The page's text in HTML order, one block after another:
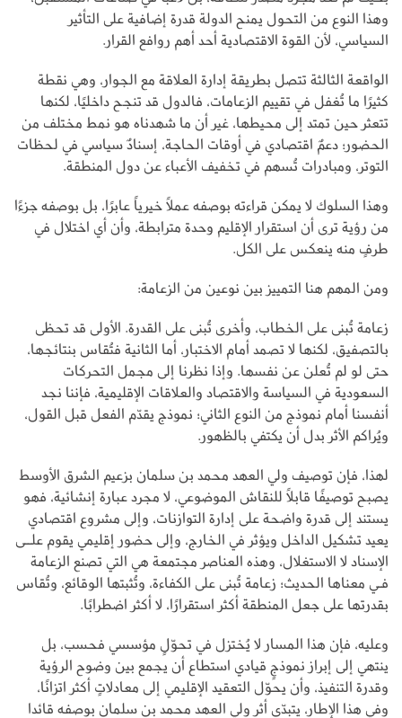
وهذا النوع من التحول يمنح الدولة قدرة إضافية على التأثير
السياسي، لأن القوة الاقتصادية أحد أهم روافع القرار.
الواقعة الثالثة تتصل بطريقة إدارة العلاقة مع الجوار، وهي نقطة
كثيرًا ما تُغفل في تقييم الزعامات، فالدول قد تنجح داخليًا، لكنها
تتعثر حين تمتد إلى محيطها، غير أن ما شهدناه هو نمط مختلف من
الحضور؛ دعمٌ اقتصادي في أوقات الحاجة، إسنادٌ سياسي في لحظات
التوتر، ومبادرات تُسهم في تخفيف الأعباء عن دول المنطقة.
وهذا السلوك لا يمكن قراءته بوصفه عملاً خيرياً عابرًا، بل بوصفه جزءًا
من رؤية ترى أن استقرار الإقليم وحدة مترابطة، وأن أي اختلال في
طرفٍ منه ينعكس على الكل.
ومن المهم هنا التمييز بين نوعين من الزعامة:
زعامة تُبنى على الخطاب، وأخرى تُبنى على القدرة. الأولى قد تحظى
بالتصفيق، لكنها لا تصمد أمام الاختبار، أما الثانية فتُقاس بنتائجها،
حتى لو لم تُعلن عن نفسها. وإذا نظرنا إلى مجمل التحركات
السعودية في السياسة والاقتصاد والعلاقات الإقليمية، فإننا نجد
أنفسنا أمام نموذج من النوع الثاني؛ نموذج يقدّم الفعل قبل القول،
ويُراكم الأثر بدل أن يكتفي بالظهور.
لهذا، فإن توصيف ولي العهد محمد بن سلمان بزعيم الشرق الأوسط
يصبح توصيفًا قابلًا للنقاش الموضوعي، لا مجرد عبارة إنشائية، فهو
يستند إلى قدرة واضحة على إدارة التوازنات، وإلى مشروع اقتصادي
يعيد تشكيل الداخل ويؤثر في الخارج، وإلى حضور إقليمي يقوم علــى
الإسناد لا الاستغلال، وهذه العناصر مجتمعة هي التي تصنع الزعامة
فـي معناها الحديث؛ زعامة تُبنى على الكفاءة، وتُثبتها الوقائع، وتُقاس
بقدرتها على جعل المنطقة أكثر استقرارًا، لا أكثر اضطرابًا.
وعليه، فإن هذا المسار لا يُختزل في تحوّلٍ مؤسسي فحسب، بل
ينتهي إلى إبراز نموذجٍ قيادي استطاع أن يجمع بين وضوح الرؤية
وقدرة التنفيذ، وأن يحوّل التعقيد الإقليمي إلى معادلاتٍ أكثر اتزانًا،
وفي هذا الإطار، يتبدّى أثر ولي العهد محمد بن سلمان بوصفه قائدا